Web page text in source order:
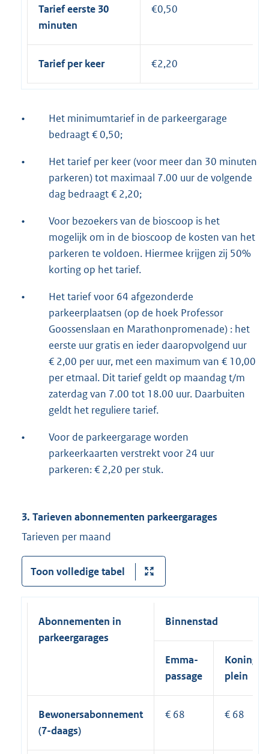
Tarief eerste 30
minuten
€0,50
Tarief per keer €2,20
•
Het minimumtarief in de parkeergarage
bedraagt € 0,50;
•
Het tarief per keer (voor meer dan 30 minuten
parkeren) tot maximaal 7.00 uur de volgende
dag bedraagt € 2,20;
•
Voor bezoekers van de bioscoop is het
mogelijk om in de bioscoop de kosten van het
parkeren te voldoen. Hiermee krijgen zij 50%
korting op het tarief.
•
Het tarief voor 64 afgezonderde
parkeerplaatsen (op de hoek Professor
Goossenslaan en Marathonpromenade) : het
eerste uur gratis en ieder daaropvolgend uur
€ 2,00 per uur, met een maximum van € 10,00
per etmaal. Dit tarief geldt op maandag t/m
zaterdag van 7.00 tot 18.00 uur. Daarbuiten
geldt het reguliere tarief.
•
Voor de parkeergarage worden
parkeerkaarten verstrekt voor 24 uur
parkeren: € 2,20 per stuk.
3. Tarieven abonnementen parkeergarages
Tarieven per maand
Toon volledige tabel
Abonnementen in
parkeergarages
Binnenstad
Emma-
passage
Konings-
plein
Bewonersabonnement
(7-daags)
€ 68 € 68